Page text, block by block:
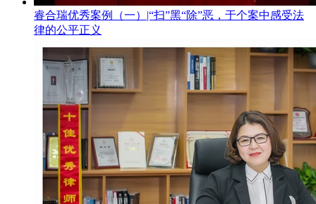
睿合瑞优秀案例（一）|“扫”黑“除”恶，于个案中感受法
律的公平正义